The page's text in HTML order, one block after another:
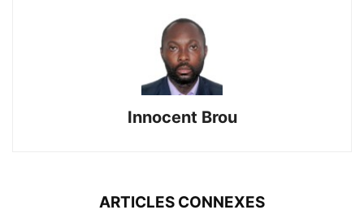
Innocent Brou
ARTICLES CONNEXES